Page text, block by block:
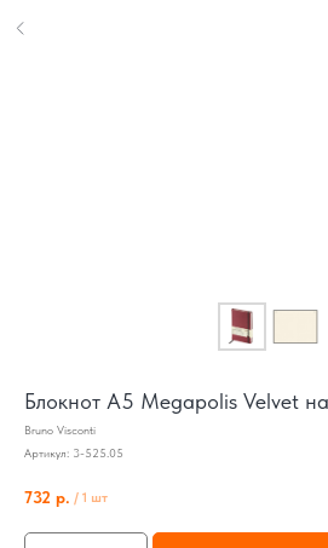
Блокнот А5 Megapolis Velvet
Bruno Visconti
Артикул: 3-525.05
732 р. / 1 шт